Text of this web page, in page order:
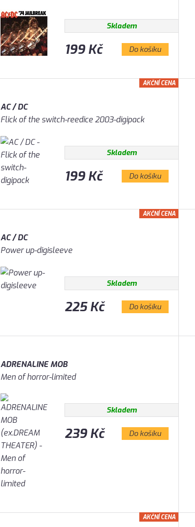
Skladem
199 Kč Do košíku
AC / DC
Flick of the switch-reedice 2003-digipack
Skladem
199 Kč Do košíku
AKČNÍ CENA
AC / DC
Power up-digisleeve
Skladem
225 Kč Do košíku
AKČNÍ CENA
ADRENALINE MOB
Men of horror-limited
Skladem
239 Kč Do košíku
AKČNÍ CENA